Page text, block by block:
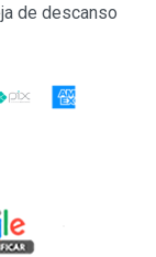
de descanso